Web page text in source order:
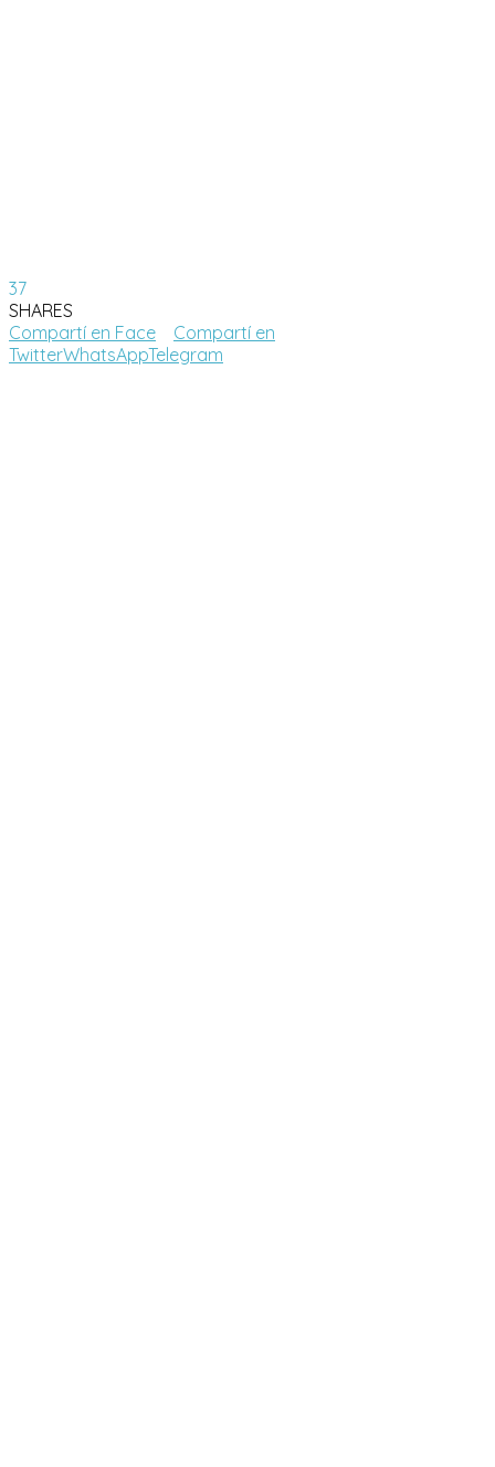
37
SHARES
Compartí en Face
Compartí en
TwitterWhatsAppTelegram